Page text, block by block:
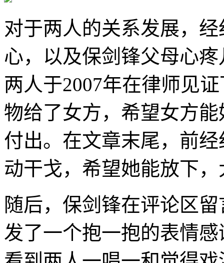
对于两人的关系发展，
心，以及保剑锋父母心
两人于2007年在律师见
物给了女方，希望女方
付出。在文章末尾，前
动干戈，希望她能放下
随后，保剑锋在评论区
发了一个抱一抱的表情